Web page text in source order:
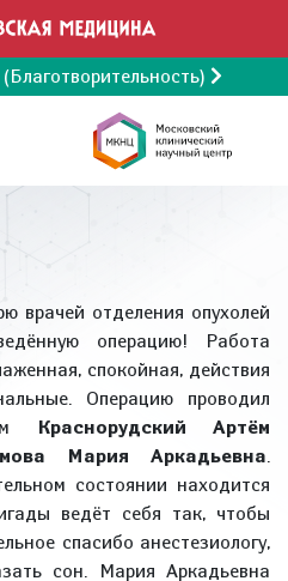
врачей отделения опухолей
операцию! Работа
спокойная, действия
Операцию проводил
Краснорудский Артём
Мария Аркадьевна.
состоянии находится
ведёт себя так, чтобы
спасибо анестезиологу,
сон. Мария Аркадьевна